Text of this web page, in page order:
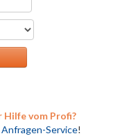
Hilfe vom Profi?
Anfragen-Service!